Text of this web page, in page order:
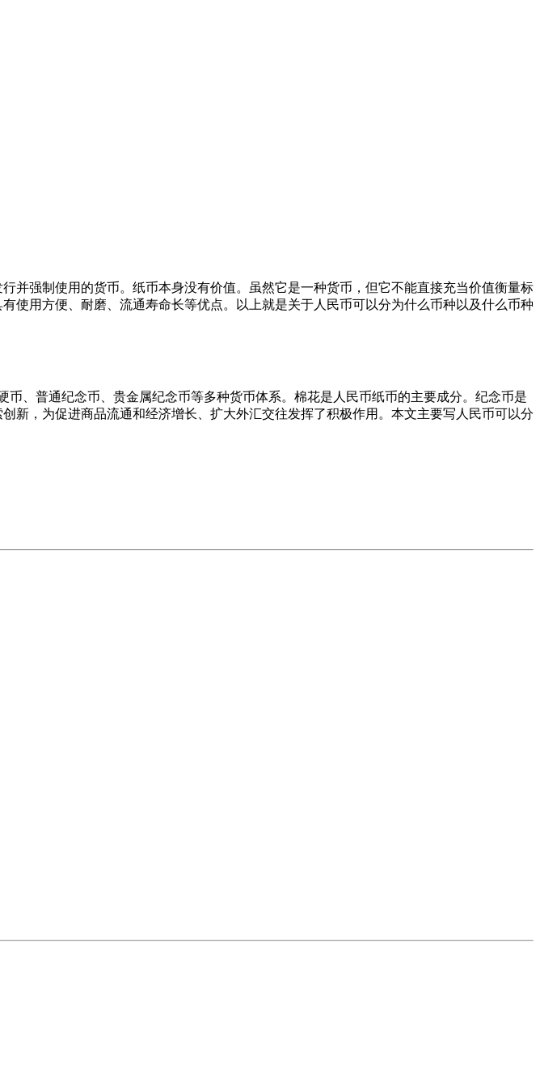
并强制使用的货币。纸币本身没有价值。虽然它是一种货币，但它不能直接充当价值衡量标
使用方便、耐磨、流通寿命长等优点。以上就是关于人民币可以分为什么币种以及什么币种
、普通纪念币、贵金属纪念币等多种货币体系。棉花是人民币纸币的主要成分。纪念币是
新，为促进商品流通和经济增长、扩大外汇交往发挥了积极作用。本文主要写人民币可以分